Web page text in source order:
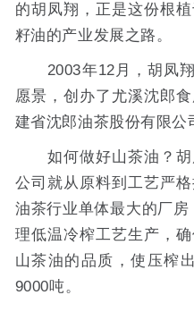
的胡凤翔，正是这份根
籽油的产业发展之路。
2003年12月，胡凤翔
愿景，创办了尤溪沈郎
建省沈郎油茶股份有限公
如何做好山茶油？胡
公司就从原料到工艺严
油茶行业单体最大的厂
理低温冷榨工艺生产，
山茶油的品质，使压榨
9000吨。